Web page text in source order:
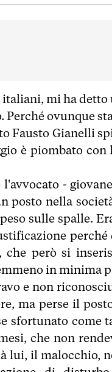
mi ha
ovunque
Fausto Gianelli
è piombato
l'avvocato -
posto nella
sulle spalle.
che però si
in minima
e non
ma perse il
sfortunato come
che non
lui, il